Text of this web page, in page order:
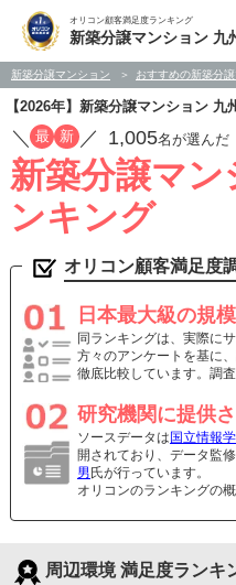
オリコン顧客満足度ランキング
新築分譲マンション 九
新築分譲マンション おすすめの新築分
【2026年】新築分譲マンション
／ 最 新 ／ 1,005名が選んだ
新築分譲マン
ンキング
オリコン顧客満足度
日本最大級の規
同ランキングは、実際に
方々のアンケートを基に
徹底比較しています。調
研究機関に提供
ソースデータは 国立情報
開されており、データ監
男 氏が行っています。
オリコンのランキングの
周辺環境 満足度ランキ